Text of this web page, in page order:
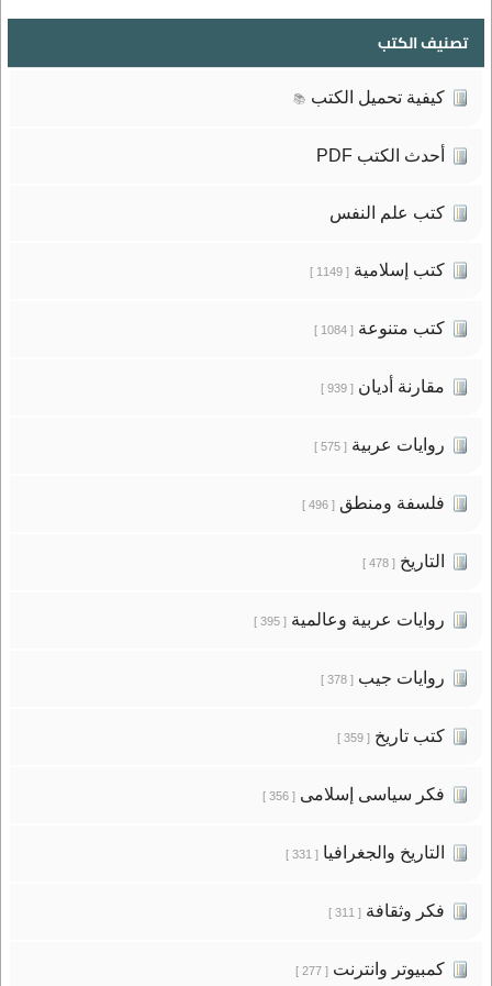
تصنيف الكتب
كيفية تحميل الكتب 📚
أحدث الكتب PDF
كتب علم النفس
كتب إسلامية[ 1149 ]
كتب متنوعة[ 1084 ]
مقارنة أديان[ 939 ]
روايات عربية[ 575 ]
فلسفة ومنطق[ 496 ]
التاريخ[ 478 ]
روايات عربية وعالمية[ 395 ]
روايات جيب[ 378 ]
كتب تاريخ[ 359 ]
فكر سياسى إسلامى[ 356 ]
التاريخ والجغرافيا[ 331 ]
فكر وثقافة[ 311 ]
كمبيوتر وانترنت[ 277 ]